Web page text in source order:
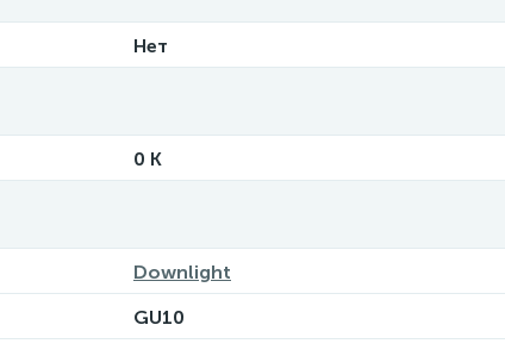
Нет
0 K
Downlight
GU10